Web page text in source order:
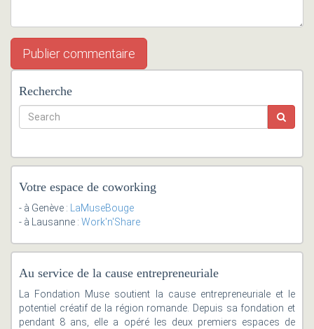
Recherche
Votre espace de coworking
- à Genève : LaMuseBouge
- à Lausanne : Work'n'Share
Au service de la cause entrepreneuriale
La Fondation Muse soutient la cause entrepreneuriale et le
potentiel créatif de la région romande. Depuis sa fondation et
pendant 8 ans, elle a opéré les deux premiers espaces de